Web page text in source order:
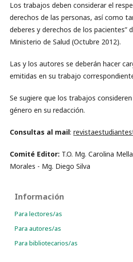
Los trabajos deben considerar el
derechos de las personas, así como
deberes y derechos de los pacientes”
Ministerio de Salud (Octubre 2012).
Las y los autores se deberán hacer
emitidas en su trabajo
Se sugiere que los trabajos
género en su redacción.
Consultas al mail:
Comité Editor: T.O. Mg. Carolina
Morales - Mg. Diego Silva
Información
Para lectores/as
Para autores/as
Para bibliotecarios/as